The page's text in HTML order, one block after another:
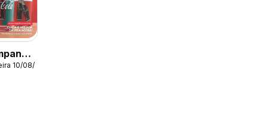
10/08/2026